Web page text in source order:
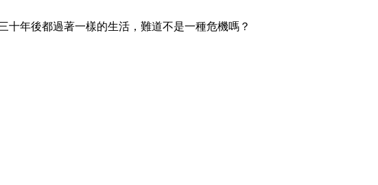
十年後都過著一樣的生活，難道不是一種危機嗎？